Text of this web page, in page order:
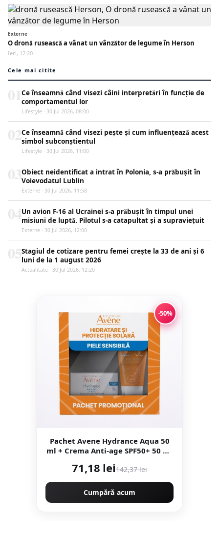
Externe
O dronă rusească a vânat un vânzător de legume în Herson
Ieri, 12:20
Cele mai citite
Ce înseamnă când visezi câini interpretări în funcție de
comportamentul lor
Lifestyle · 30 Jul 2026, 08:00
Ce înseamnă când visezi pește și cum influențează acest
simbol subconștientul
Lifestyle · 30 Jul 2026, 11:00
Obiect neidentificat a intrat în Polonia, s-a prăbușit în
Voievodatul Lublin
Externe · 30 Jul 2026, 11:58
Un avion F-16 al Ucrainei s-a prăbușit în timpul unei
misiuni de luptă. Pilotul s-a catapultat și a supraviețuit
Externe · 30 Jul 2026, 12:00
Stagiul de cotizare pentru femei crește la 33 de ani și 6
luni de la 1 august 2026
Actualitate · 30 Jul 2026, 12:20
-50%
Pachet Avene Hydrance Aqua 50
ml + Crema Anti-age SPF50+ 50 ml
71,18 lei142,37 lei
Cumpără acum